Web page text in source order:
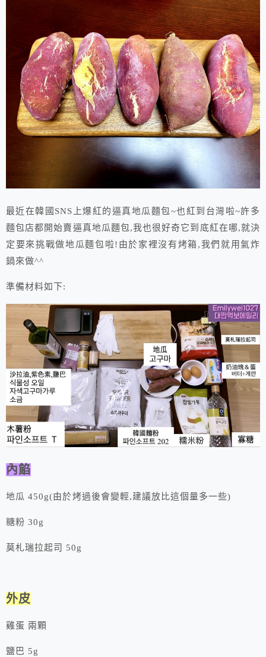
最近在韓國SNS上爆紅的逼真地瓜麵包~也紅到台灣啦~許多
麵包店都開始賣逼真地瓜麵包,我也很好奇它到底紅在哪,就決
定要來挑戰做地瓜麵包啦!由於家裡沒有烤箱,我們就用氣炸
鍋來做^^
準備材料如下:
內餡
地瓜 450g(由於烤過後會變輕,建議放比這個量多一些)
糖粉 30g
莫札瑞拉起司 50g
外皮
雞蛋 兩顆
鹽巴 5g